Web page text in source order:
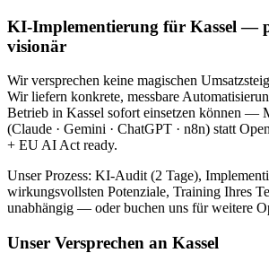
KI-Implementierung für Kassel —
visionär
Wir versprechen keine magischen
Wir liefern konkrete, messbare
Betrieb in Kassel sofort einsetzen können —
(Claude · Gemini · ChatGPT · n8n) statt
+ EU AI Act ready.
Unser Prozess: KI-Audit (2 Tage),
wirkungsvollsten Potenziale, Training Ihres
unabhängig — oder buchen uns für weitere
Unser Versprechen an Kassel